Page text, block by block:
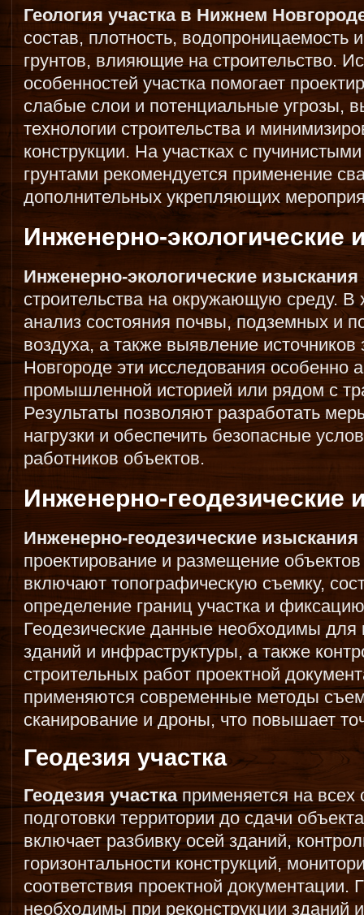
Геология участка в Нижнем
состав, плотность, водопроницаемость
грунтов, влияющие на строительство.
особенностей участка помогает
слабые слои и потенциальные угрозы,
технологии строительства и
конструкции. На участках с
грунтами рекомендуется применение
дополнительных укрепляющих
Инженерно-экологические
Инженерно-экологические изыскания
строительства на окружающую среду. В
анализ состояния почвы, подземных и
воздуха, а также выявление
Новгороде эти исследования особенно
промышленной историей или рядом с
Результаты позволяют разработать
нагрузки и обеспечить безопасные
работников объектов.
Инженерно-геодезические
Инженерно-геодезические изыскания
проектирование и размещение
включают топографическую съемку,
определение границ участка и
Геодезические данные необходимы для
зданий и инфраструктуры, а также
строительных работ проектной
применяются современные методы
сканирование и дроны, что повышает
Геодезия участка
Геодезия участкаприменяется на всех
подготовки территории до сдачи
включает разбивку осей зданий,
горизонтальности конструкций,
соответствия проектной документации.
необходимы при реконструкции зданий